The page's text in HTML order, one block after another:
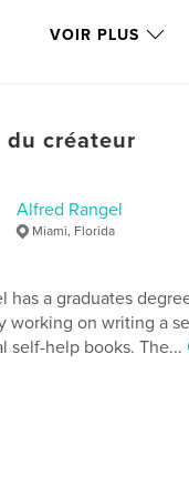
VOIR PLUS
du créateur
Alfred Rangel
Miami, Florida
has a graduates
working on writing a
self-help books. The...